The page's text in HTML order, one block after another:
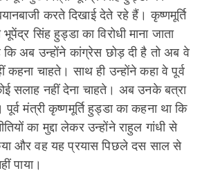
करते दिखाई देते रहे हैं। कृष्णमूर्ति
सिंह हुड्डा का विरोधी माना जाता
अब उन्होंने कांग्रेस छोड़ दी है तो अब वे
चाहते। साथ ही उन्होंने कहा वे पूर्व
सलाह नहीं देना चाहते। अब उनके बत्रा
मंत्री कृष्णमूर्ति हुड्डा का कहना था कि
का मुद्दा लेकर उन्होंने राहुल गांधी से
और वह यह प्रयास पिछले दस साल से
पाया।